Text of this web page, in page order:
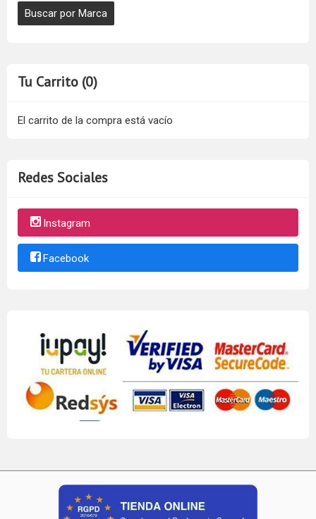
Tu Carrito (0)
El carrito de la compra está vacío
Redes Sociales
Instagram
Facebook